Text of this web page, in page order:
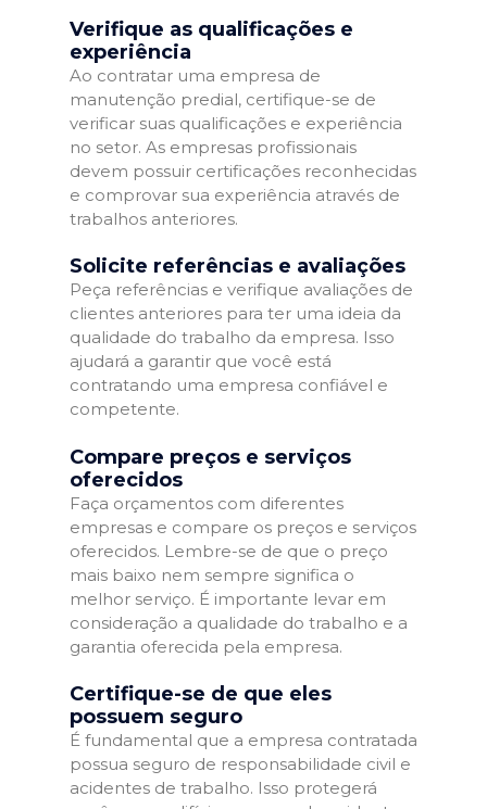
Verifique as qualificações e
experiência
Ao contratar uma empresa de
manutenção predial, certifique-se de
verificar suas qualificações e experiência
no setor. As empresas profissionais
devem possuir certificações reconhecidas
e comprovar sua experiência através de
trabalhos anteriores.
Solicite referências e avaliações
Peça referências e verifique avaliações de
clientes anteriores para ter uma ideia da
qualidade do trabalho da empresa. Isso
ajudará a garantir que você está
contratando uma empresa confiável e
competente.
Compare preços e serviços
oferecidos
Faça orçamentos com diferentes
empresas e compare os preços e serviços
oferecidos. Lembre-se de que o preço
mais baixo nem sempre significa o
melhor serviço. É importante levar em
consideração a qualidade do trabalho e a
garantia oferecida pela empresa.
Certifique-se de que eles
possuem seguro
É fundamental que a empresa contratada
possua seguro de responsabilidade civil e
acidentes de trabalho. Isso protegerá